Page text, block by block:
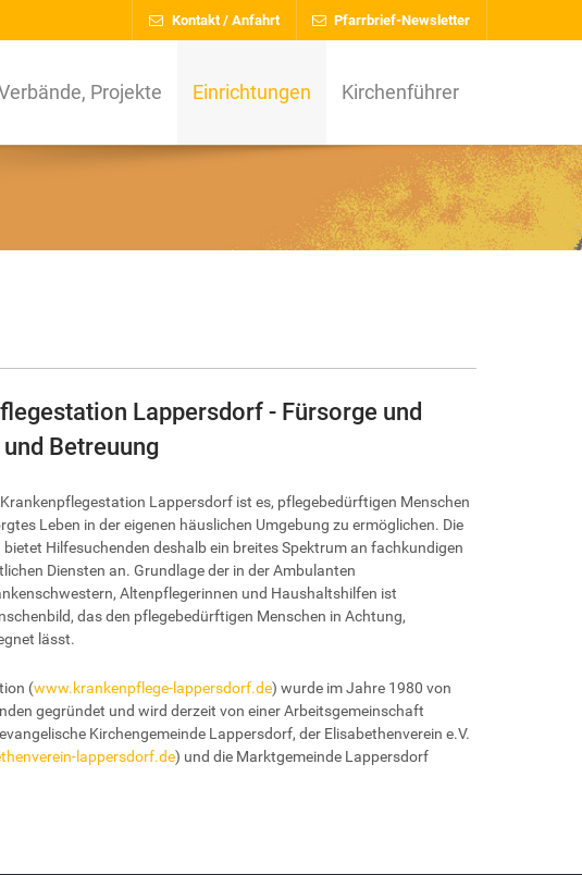
Kontakt / Anfahrt Pfarrbrief-Newsletter
Projekte Einrichtungen Kirchenführer
Lappersdorf - Fürsorge und
Betreuung
Lappersdorf ist es, pflegebedürftigen Menschen
Leben in der eigenen häuslichen Umgebung zu ermöglichen. Die
Hilfesuchenden deshalb ein breites Spektrum an fachkundigen
Diensten an. Grundlage der in der Ambulanten
Altenpflegerinnen und Haushaltshilfen ist
das den pflegebedürftigen Menschen in Achtung,
lässt.
(www.krankenpflege-lappersdorf.de) wurde im Jahre 1980 von
gegründet und wird derzeit von einer Arbeitsgemeinschaft
Kirchengemeinde Lappersdorf, der Elisabethenverein e.V.
lappersdorf.de) und die Marktgemeinde Lappersdorf